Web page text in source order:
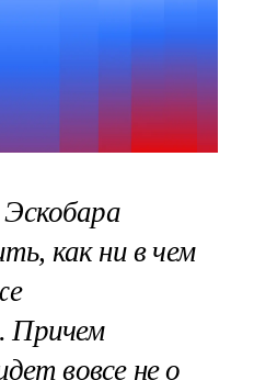
как ни в чем
Причем
вовсе не о